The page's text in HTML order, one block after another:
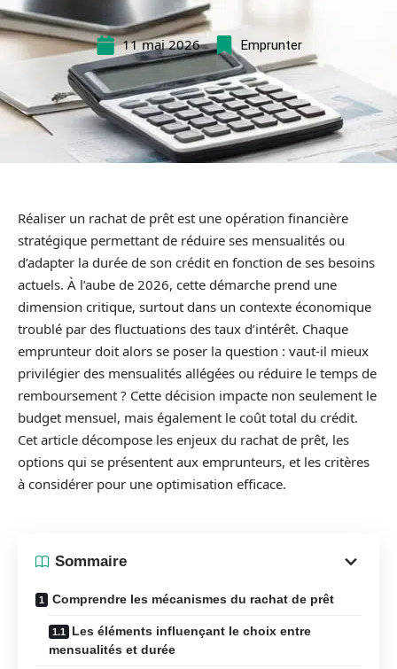
11 mai 2026 Emprunter
Réaliser un rachat de prêt est une opération financière
stratégique permettant de réduire ses mensualités ou
d’adapter la durée de son crédit en fonction de ses besoins
actuels. À l’aube de 2026, cette démarche prend une
dimension critique, surtout dans un contexte économique
troublé par des fluctuations des taux d’intérêt. Chaque
emprunteur doit alors se poser la question : vaut-il mieux
privilégier des mensualités allégées ou réduire le temps de
remboursement ? Cette décision impacte non seulement le
budget mensuel, mais également le coût total du crédit.
Cet article décompose les enjeux du rachat de prêt, les
options qui se présentent aux emprunteurs, et les critères
à considérer pour une optimisation efficace.
Sommaire
Comprendre les mécanismes du rachat de prêt
Les éléments influençant le choix entre
mensualités et durée